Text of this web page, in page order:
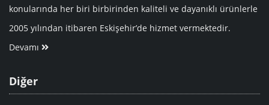
konularında her biri birbirinden kaliteli ve dayanıklı ürünlerle
2005 yılından itibaren Eskişehir’de hizmet vermektedir.
Devamı
Diğer